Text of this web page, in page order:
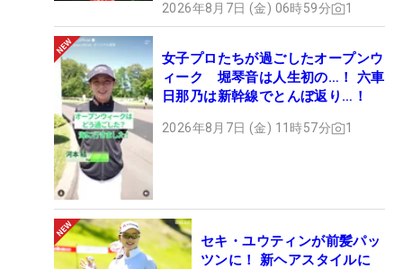
2026年8月7日 (金) 06時59分 1
女子プロたちが過ごしたオープンウ
ィーク 堀琴音は人生初の…！ 六車
日那乃は新幹線でとんぼ返り…！
2026年8月7日 (金) 11時57分 1
セキ・ユウティンが前髪パッ
ツンに！ 新ヘアスタイルに